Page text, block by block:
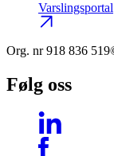
Varslingsportal
Org. nr 918 836 519
Følg oss